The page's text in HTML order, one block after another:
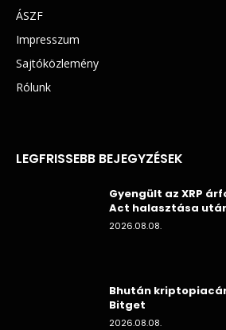
ÁSZF
Impresszum
Sajtóközlemény
Rólunk
LEGFRISSEBB BEJEGYZÉSEK
Gyengült az XRP
Act halasztása
2026.08.08.
Bhután
Bitget
2026.08.08.